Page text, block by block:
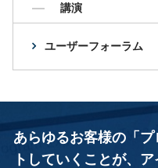
講演
ユーザーフォーラム
あらゆるお客様の「
トしていくことが、 ア